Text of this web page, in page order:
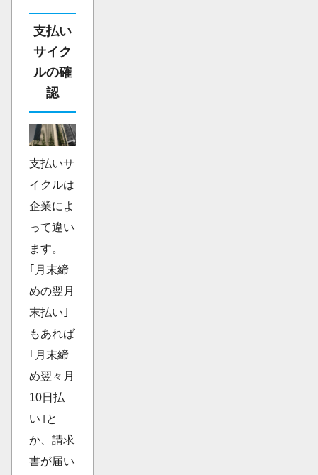
支払い
サイク
ルの確
認
支払いサ
イクルは
企業によ
って違い
ます。
｢月末締
めの翌月
末払い｣
もあれば
｢月末締
め翌々月
10日払
い｣と
か、請求
書が届い